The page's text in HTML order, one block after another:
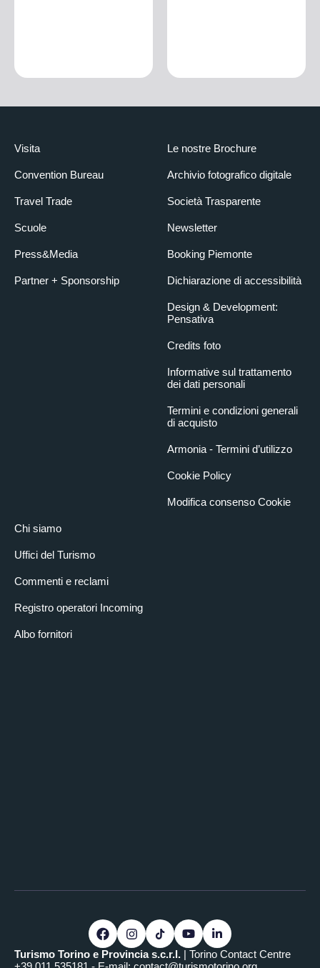
Visita
Convention Bureau
Travel Trade
Scuole
Press&Media
Partner + Sponsorship
Chi siamo
Uffici del Turismo
Commenti e reclami
Registro operatori Incoming
Albo fornitori
Le nostre Brochure
Archivio fotografico digitale
Società Trasparente
Newsletter
Booking Piemonte
Dichiarazione di accessibilità
Design & Development:
Pensativa
Credits foto
Informative sul trattamento
dei dati personali
Termini e condizioni generali
di acquisto
Armonia - Termini d’utilizzo
Cookie Policy
Modifica consenso Cookie
Turismo Torino e Provincia s.c.r.l. | Torino Contact Centre